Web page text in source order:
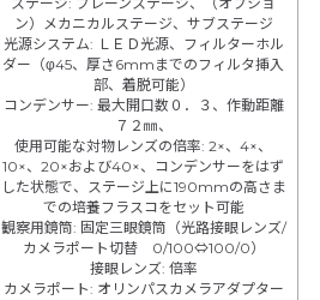
ン）メカニカルステージ、サブステージ
光源システム: ＬＥＤ光源、フィルターホル
ダー（φ45、厚さ6mmまでのフィルタ挿入
部、着脱可能）
コンデンサー: 最大開口数０．３、作動距離
７２㎜、
使用可能な対物レンズの倍率:2×、4×、
10×、20×および40×、コンデンサーをはず
した状態で、ステージ上に190mmの高さま
での培養フラスコをセット可能
観察用鏡筒: 固定三眼鏡筒（光路接眼レンズ/
カメラポート切替 0/100⇔100/0）
接眼レンズ: 倍率
カメラポート: オリンパスカメラアダプター